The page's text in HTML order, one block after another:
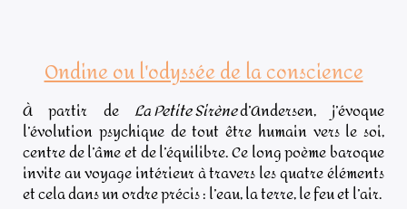
Ondine ou l'odyssée de la conscience
À partir de La Petite Sirèned’Andersen, j’évoque
l’évolution psychique de tout être humain vers le soi,
centre de l’âme et de l’équilibre. Ce long poème baroque
invite au voyage intérieur à travers les quatre éléments
et cela dans un ordre précis : l’eau, la terre, le feu et l’air.